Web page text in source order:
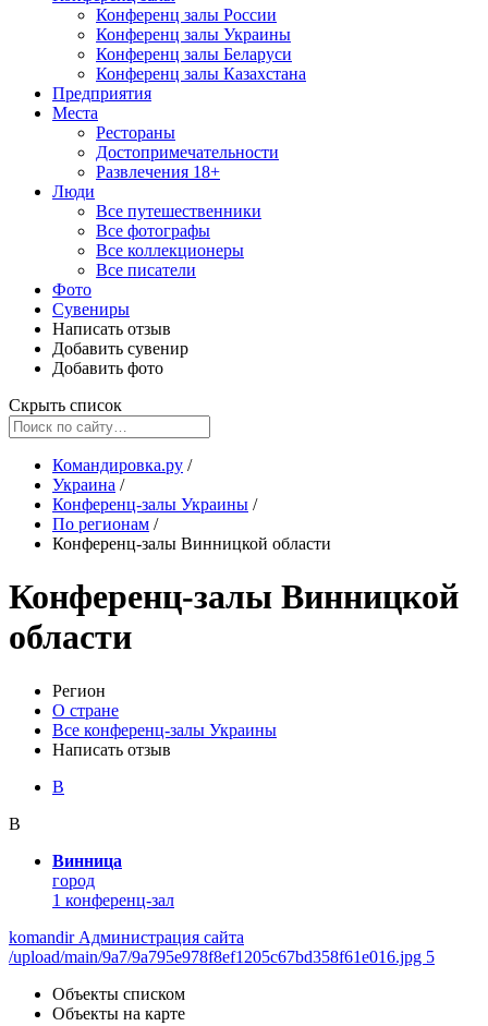
Конференц залы России
Конференц залы Украины
Конференц залы Беларуси
Конференц залы Казахстана
Предприятия
Места
Рестораны
Достопримечательности
Развлечения 18+
Люди
Все путешественники
Все фотографы
Все коллекционеры
Все писатели
Фото
Сувениры
Написать отзыв
Добавить сувенир
Добавить фото
Скрыть список
Командировка.ру /
Украина /
Конференц-залы Украины /
По регионам /
Конференц-залы Винницкой области
Конференц-залы Винницкой
области
Регион
О стране
Все конференц-залы Украины
Написать отзыв
В
В
Винница
город
1 конференц-зал
komandir Администрация сайта
/upload/main/9a7/9a795e978f8ef1205c67bd358f61e016.jpg 5
Объекты списком
Объекты на карте